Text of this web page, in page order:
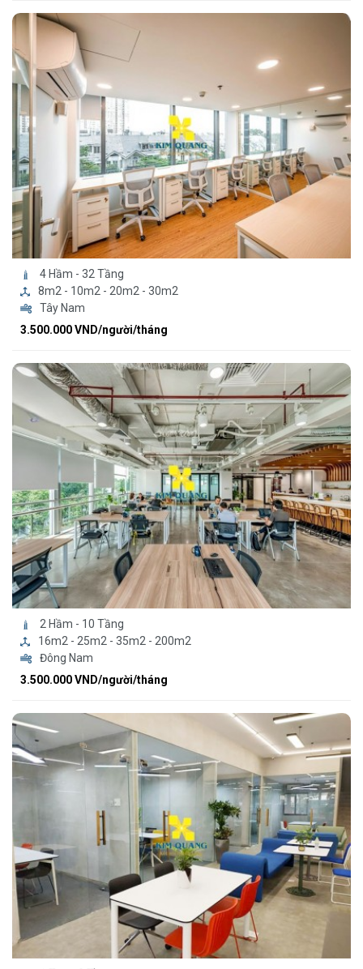
4 Hầm - 32 Tầng
8m2 - 10m2 - 20m2 - 30m2
Tây Nam
3.500.000 VND/người/tháng
2 Hầm - 10 Tầng
16m2 - 25m2 - 35m2 - 200m2
Đông Nam
3.500.000 VND/người/tháng